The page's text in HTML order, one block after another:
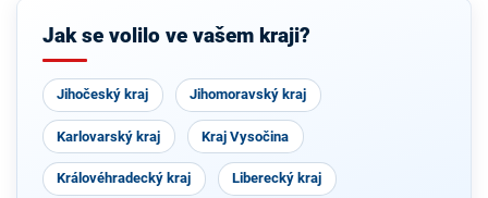
Jak se volilo ve vašem kraji?
Jihočeský kraj Jihomoravský kraj
Karlovarský kraj Kraj Vysočina
Královéhradecký kraj Liberecký kraj